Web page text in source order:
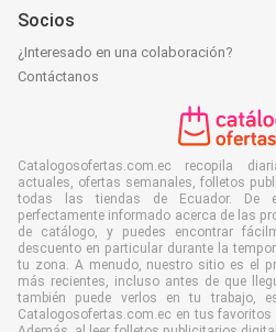
Socios
¿Interesado en una colaboración?
Contáctanos
Catalogosofertas.com.ec recopila
actuales, ofertas semanales, folletos
todas las tiendas de Ecuador. De
perfectamente informado acerca de las
de catálogo, y puedes encontrar
descuento en particular durante la
tu zona. A menudo, nuestro sitio es el
más recientes, incluso antes de que
también puede verlos en tu trabajo,
Catalogosofertas.com.ec en tus